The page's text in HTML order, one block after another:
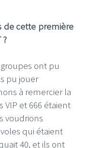
de cette première
?
ont pu
pu jouer
à remercier la
VIP et 666 étaient
voudrions
qui étaient
40, et ils ont